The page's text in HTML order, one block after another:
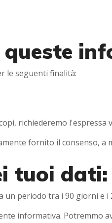
le seguenti finalità:
richiederemo
fornito il consenso,
tuoi dati:
periodo tra i 90 giorni e
informativa. Potremmo